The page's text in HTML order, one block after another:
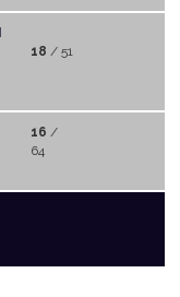
18 / 51
16 /
64